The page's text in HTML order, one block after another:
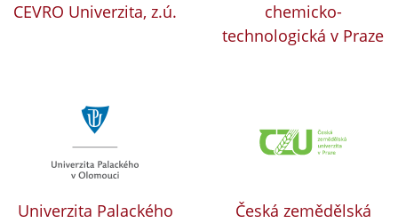
CEVRO Univerzita, z.ú.
chemicko-
technologická v Praze
Univerzita Palackého
Česká zemědělská